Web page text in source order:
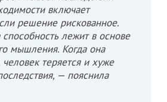
включает
решение рискованное.
лежит в основе
мышления. Когда она
человек теряется и хуже
— пояснила